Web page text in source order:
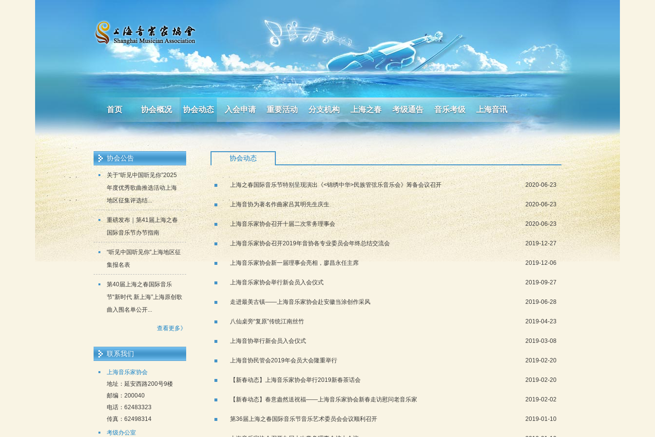
首页 协会概况 协会动态 入会申请 重要活动 分支机构 上海之春 考级通告 音乐考级 上海音讯
协会公告
关于“听见中国听见你”2025
年度优秀歌曲推选活动上海
地区征集评选结...
重磅发布｜第41届上海之春
国际音乐节办节指南
“听见中国听见你”上海地区征
集报名表
第40届上海之春国际音乐
节“新时代 新上海”上海原创歌
曲入围名单公开...
查看更多》
联系我们
上海音乐家协会
地址：延安西路200号9楼
邮编：200040
电话：62483323
传真：62498314
考级办公室
协会动态
上海之春国际音乐节特别呈现演出《<锦绣中华>民族管弦乐音乐会》筹备会议召开 2020-06-23
上海音协为著名作曲家吕其明先生庆生 2020-06-23
上海音乐家协会召开十届二次常务理事会 2020-06-23
上海音乐家协会召开2019年音协各专业委员会年终总结交流会 2019-12-27
上海音乐家协会新一届理事会亮相，廖昌永任主席 2019-12-06
上海音乐家协会举行新会员入会仪式 2019-09-27
走进最美古镇——上海音乐家协会赴安徽当涂创作采风 2019-06-28
八仙桌旁“复原”传统江南丝竹 2019-04-23
上海音协举行新会员入会仪式 2019-03-08
上海音协民管会2019年会员大会隆重举行 2019-02-20
【新春动态】上海音乐家协会举行2019新春茶话会 2019-02-20
【新春动态】春意盎然送祝福——上海音乐家协会新春走访慰问老音乐家 2019-02-02
第36届上海之春国际音乐节音乐艺术委员会会议顺利召开 2019-01-10